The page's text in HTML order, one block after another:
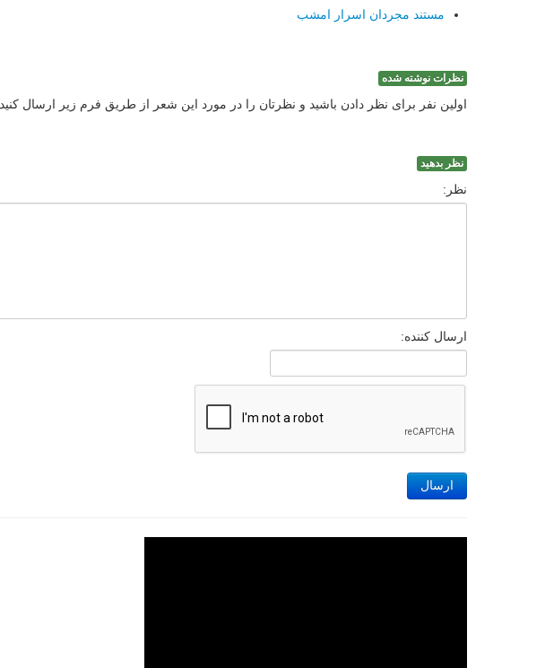
مستند مجردان اسرار امشب
نظرات نوشته شده
اولین نفر برای نظر دادن باشید و نظرتان را در مورد این شعر از طریق فرم زیر ارسال کنید.
نظر بدهید
نظر:
ارسال کننده:
ارسال